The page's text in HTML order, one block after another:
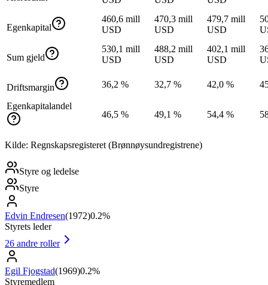
Egenkapital
460,6 mill
USD
470,3 mill
USD
479,7 mill
USD
Sum gjeld
530,1 mill
USD
488,2 mill
USD
402,1 mill
USD
Driftsmargin 36,2 % 32,7 % 42,0 %
Egenkapitalandel
46,5 %
49,1 % 54,4 %
Kilde: Regnskapsregisteret (Brønnøysundregistrene)
Styre og ledelse
Styre
Edvin Endresen(1972)0.2%
Styrets leder
26 andre roller
Egil Fjogstad(1969)0.2%
Styremedlem